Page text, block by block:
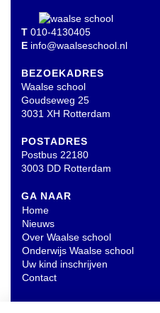
T 010-4130405
E info@waalseschool.nl
BEZOEKADRES
Waalse school
Goudseweg 25
3031 XH Rotterdam
POSTADRES
Postbus 22180
3003 DD Rotterdam
GA NAAR
Home
Nieuws
Over Waalse school
Onderwijs Waalse school
Uw kind inschrijven
Contact